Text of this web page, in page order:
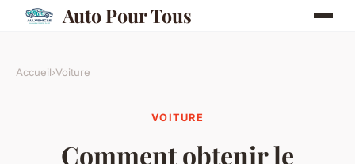
Auto Pour Tous
Accueil›Voiture
VOITURE
Comment obtenir le